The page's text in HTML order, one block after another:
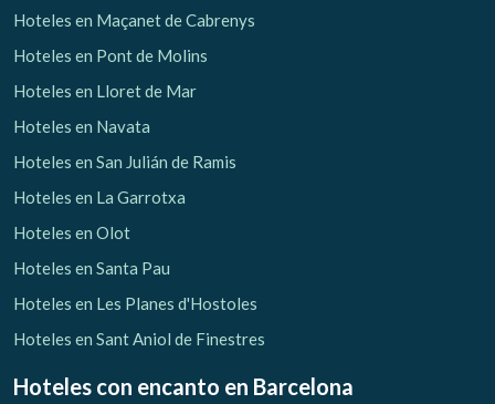
Hoteles en Maçanet de Cabrenys
Hoteles en Pont de Molins
Hoteles en Lloret de Mar
Hoteles en Navata
Hoteles en San Julián de Ramis
Hoteles en La Garrotxa
Hoteles en Olot
Hoteles en Santa Pau
Hoteles en Les Planes d'Hostoles
Hoteles en Sant Aniol de Finestres
Hoteles con encanto en Barcelona